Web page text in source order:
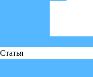
Статья